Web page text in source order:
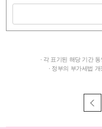
· 각 표기된 해당 기간
· 정부의 부가세법